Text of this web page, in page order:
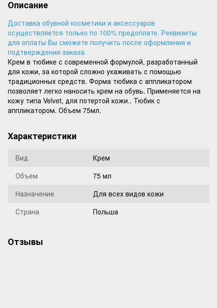
Описание
Доставка обувной косметики и аксессуаров
осуществляется только по 100% предоплате. Реквизиты
для оплаты Вы сможете получить после оформления и
подтверждения заказа.
Крем в тюбике с современной формулой, разработанный
для кожи, за которой сложно ухаживать с помощью
традиционных средств. Форма тюбика с аппликатором
позволяет легко наносить крем на обувь. Применяется на
кожу типа Velvet, для потертой кожи.. Тюбик с
аппликатором. Объем 75мл.
Характеристики
Вид
Крем
Объем
75 мл
Назначение
Для всех видов кожи
Страна
Польша
Отзывы